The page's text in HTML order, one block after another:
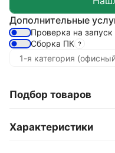
Дополнительные
Проверка на
Сборка ПК
Подбор товаров
Характеристики